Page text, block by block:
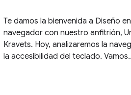
Te damos la bienvenida a Diseño
navegador con nuestro anfitrión,
Kravets. Hoy, analizaremos la
la accesibilidad del teclado.